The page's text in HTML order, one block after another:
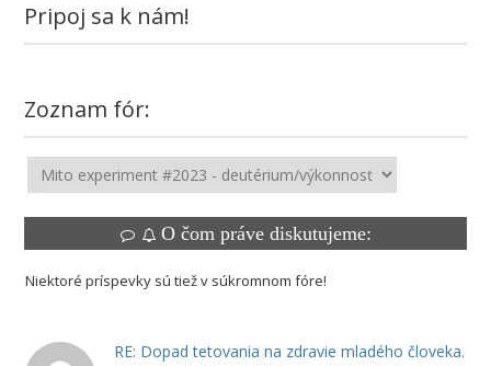
Pripoj sa k nám!
Zoznam fór:
O čom práve diskutujeme:
Niektoré príspevky sú tiež v súkromnom fóre!
RE: Dopad tetovania na zdravie mladého človeka.